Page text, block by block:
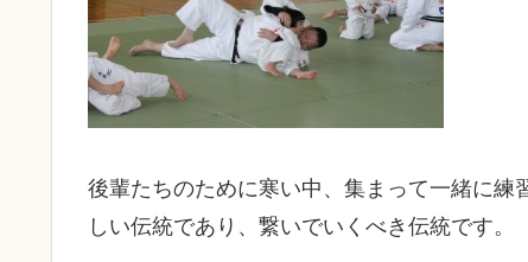
後輩たちのために寒い中、集まって一緒に練
しい伝統であり、繋いでいくべき伝統です。